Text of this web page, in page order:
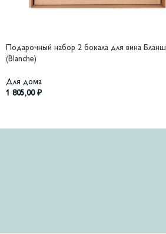
Подарочный набор 2 бокала для вина Бланш
(Blanche)
Для дома
1 805,00 ₽